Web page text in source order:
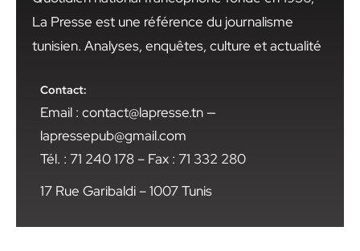
La Presse est une référence du journalisme
tunisien. Analyses, enquêtes, culture et actualité
Contact:
Email : contact@lapresse.tn —
lapressepub@gmail.com
Tél. : 71 240 178 – Fax : 71 332 280
17 Rue Garibaldi – 1007 Tunis